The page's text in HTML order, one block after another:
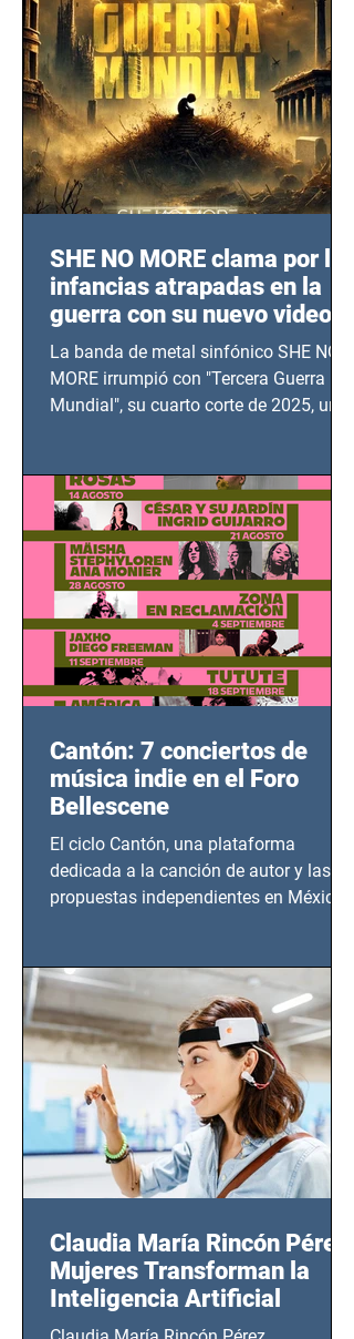
SHE NO MORE clama por las
infancias atrapadas en la
guerra con su nuevo video
TERCERA GUERRA
MUNDIAL
La banda de metal sinfónico SHE NO
MORE irrumpió con "Tercera Guerra
Mundial", su cuarto corte de 2025, un
bélicos.
Cantón: 7 conciertos de
música indie en el Foro
Bellescene
El ciclo Cantón, una plataforma
dedicada a la canción de autor y las
propuestas independientes en México,
CDMX), todos los miércoles a partir del
14 de agosto al 25 de septiembre, a las
20:00 horas.
Claudia María Rincón Pérez:
Mujeres Transforman la
Inteligencia Artificial